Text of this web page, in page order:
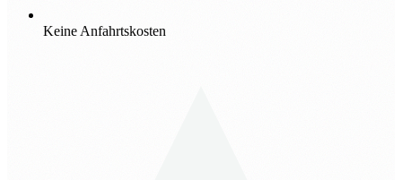
Keine Anfahrtskosten